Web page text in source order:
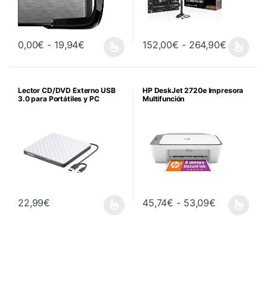
0,00€ - 19,94€ Rango de precios: desde 0,00€ hasta
Este producto tiene múltiples variantes. Las opciones se
152,00€ - 264,90€Rango
Este producto tiene múltiples
Lector CD/DVD Externo USB
3.0 para Portátiles y PC
22,99€
Este producto tiene múltiples variantes. Las opciones se
HP DeskJet 2720e Impresora
Multifunción
45,74€ - 53,09€Rango de
Este producto tiene múltiples